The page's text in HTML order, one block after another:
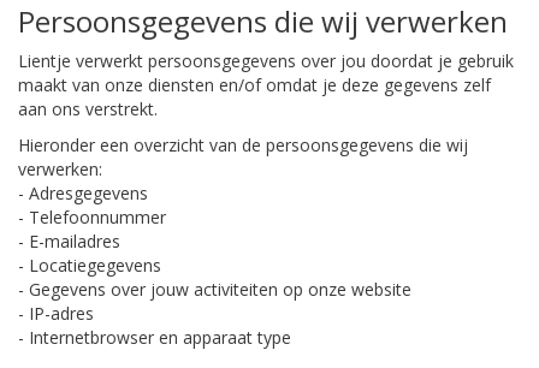
Persoonsgegevens die wij verwerken
Lientje verwerkt persoonsgegevens over jou doordat je gebruik
maakt van onze diensten en/of omdat je deze gegevens zelf
aan ons verstrekt.
Hieronder een overzicht van de persoonsgegevens die wij
verwerken:
- Adresgegevens
- Telefoonnummer
- E-mailadres
- Locatiegegevens
- Gegevens over jouw activiteiten op onze website
- IP-adres
- Internetbrowser en apparaat type